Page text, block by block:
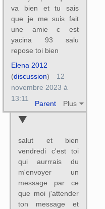
va bien et tu sais
que je me suis fait
une amie c est
yacina 93 salu
repose toi bien
Parent Plus
Elena 2012
(discussion)
12
novembre 2023 à
13:11
salut et bien
vendredi c'est toi
qui aurrrais du
m'envoyer un
message par ce
que moi j'attender
ton message et